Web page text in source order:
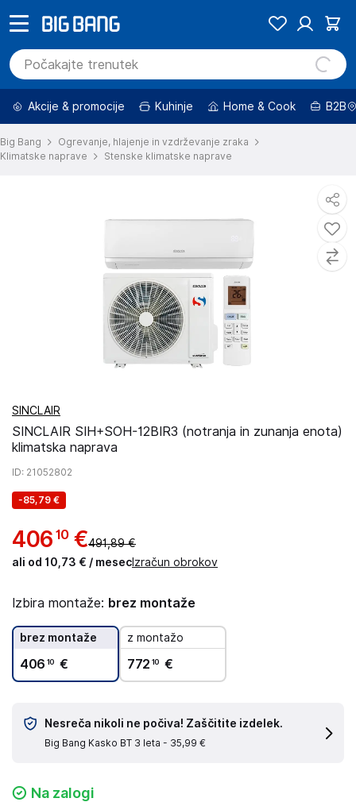
Akcije & promocije Kuhinje Home & Cook B2B
Big Bang
Ogrevanje, hlajenje in vzdrževanje zraka
Klimatske naprave
Stenske klimatske naprave
SINCLAIR
SINCLAIR SIH+SOH-12BIR3 (notranja in zunanja enota)
klimatska naprava
ID: 21052802
-85,79 €
406 10 €491,89 €
ali od 10,73 € / mesec Izračun obrokov
Izbira montaže: brez montaže
brez montaže
406 10 €
z montažo
772 10 €
Nesreča nikoli ne počiva! Zaščitite izdelek.
Big Bang Kasko BT 3 leta - 35,99 €
Na zalogi